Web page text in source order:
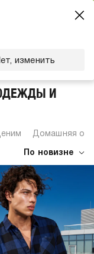
изменить
И
Домашняя
По новизне